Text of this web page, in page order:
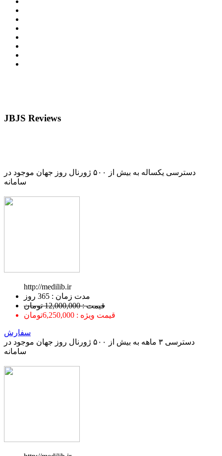
JBJS Reviews
دسترسی یکساله به بیش از ۵۰۰ ژورنال روز جهان موجود در
سامانه
http://medilib.ir
ﻣﺪﺕ ﺯﻣﺎﻥ : 365 ﺭﻭﺯ
قیمت : 12,000,000 تومان
قیمت ویژه : 6,250,000تومان
سفارش
دسترسی ۳ ماهه به بیش از ۵۰۰ ژورنال روز جهان موجود در
سامانه